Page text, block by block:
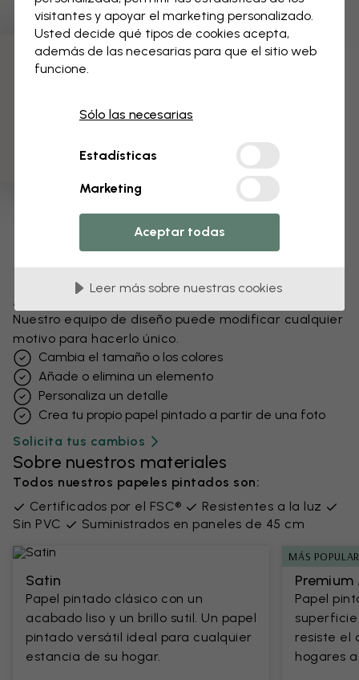
Modifica tu papel pintado
Nuestro equipo de diseño puede modificar cualquier
motivo para hacerlo único.
Cambia el tamaño o los colores
Añade o elimina un elemento
Personaliza un detalle
Crea tu propio papel pintado a partir de una foto
Solicita tus cambios
Sobre nuestros materiales
Todos nuestros papeles pintados son:
Certificados por el FSC®
Resistentes a la luz
Sin PVC
Suministrados en paneles de 45 cm
Satin
Papel pintado clásico con un
acabado liso y un brillo sutil. Un papel
pintado versátil ideal para cualquier
estancia de su hogar.
MÁS
Papel
resiste el
hogares
visitantes y apoyar el marketing personalizado.
Usted decide qué tipos de cookies acepta,
además de las necesarias para que el sitio web
funcione.
Sólo las necesarias
Estadísticas
Marketing
Aceptar todas
Leer más sobre nuestras cookies